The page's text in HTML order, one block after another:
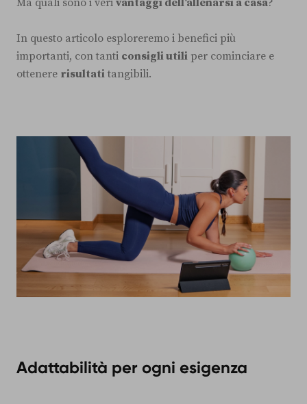
Ma quali sono i veri vantaggi dell'allenarsi a casa?
In questo articolo esploreremo i benefici più
importanti, con tanti consigli utili per cominciare e
ottenere risultati tangibili.
Adattabilità per ogni esigenza